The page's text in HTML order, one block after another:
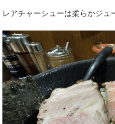
レアチャーシューは柔らかジュ